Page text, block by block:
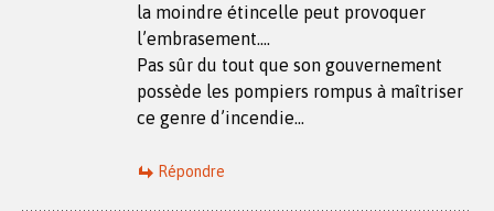
la moindre étincelle peut provoquer
l’embrasement….
Pas sûr du tout que son gouvernement
possède les pompiers rompus à maîtriser
ce genre d’incendie…
Répondre